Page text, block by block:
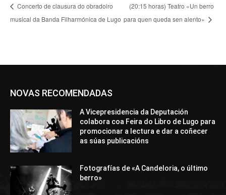
Concerto de clausura do obradoiro
musical da Banda Filharmónica de Lugo
(20:15 horas) Teatro «Un berro
para quen queda sen alento»
NOVAS RECOMENDADAS
A Vicepresidencia da Deputación
colabora coa Feira do Libro de Lugo para
promocionar a lectura e dar a coñecer
as súas publicacións
Fotografías de «A Candeloria, o último
berro»